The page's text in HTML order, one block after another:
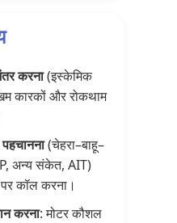
करना(इस्केमिक
कारकों और रोकथाम
(चेहरा–बाहू–
अन्य संकेत, AIT)
कॉल करना।
करना: मोटर कौशल